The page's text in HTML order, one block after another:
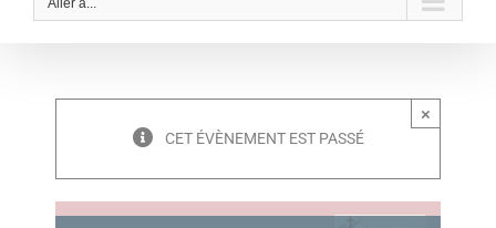
Aller à...
×
CET ÉVÈNEMENT EST PASSÉ